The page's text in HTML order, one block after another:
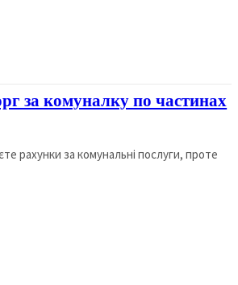
за комуналку по частинах
рахунки за комунальні послуги, проте